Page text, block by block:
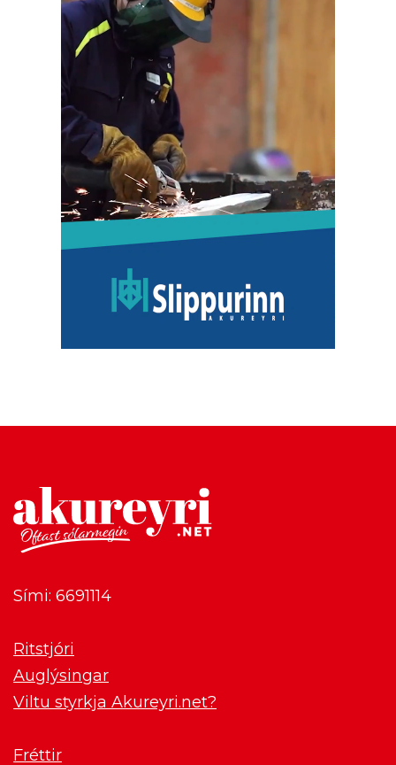
Sími: 6691114
Ritstjóri
Auglýsingar
Viltu styrkja Akureyri.net?
Fréttir